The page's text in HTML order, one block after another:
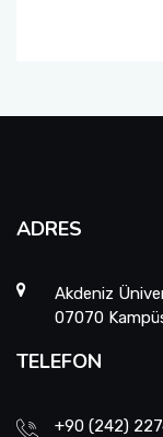
ADRES
Akdeniz
07070
TELEFON
+90 (242)